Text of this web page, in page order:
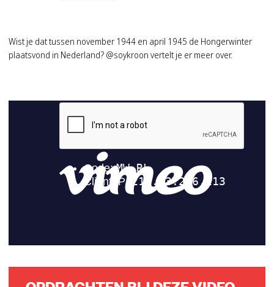
Wist je dat tussen november 1944 en april 1945 de Hongerwinter
plaatsvond in Nederland? @soykroon vertelt je er meer over.